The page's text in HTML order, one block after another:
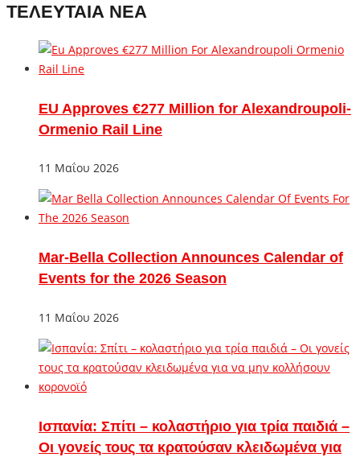
ΤΕΛΕΥΤΑΙΑ ΝΕΑ
EU Approves €277 Million for Alexandroupoli-
Ormenio Rail Line
11 Μαΐου 2026
Mar-Bella Collection Announces Calendar of
Events for the 2026 Season
11 Μαΐου 2026
Ισπανία: Σπίτι – κολαστήριο για τρία παιδιά –
Οι γονείς τους τα κρατούσαν κλειδωμένα για